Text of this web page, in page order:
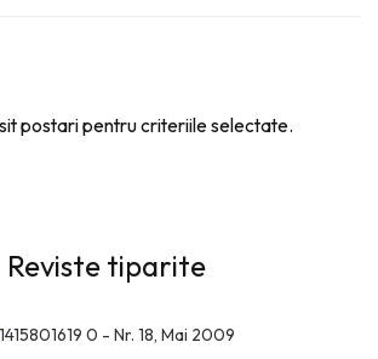
postari pentru criteriile selectate.
Reviste tiparite